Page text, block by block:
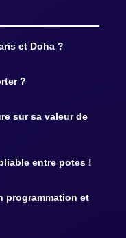
et Doha ?
?
sur sa valeur de
entre potes !
programmation et